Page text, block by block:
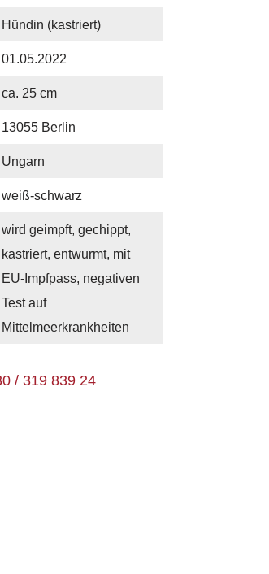
Hündin (kastriert)
01.05.2022
ca. 25 cm
13055 Berlin
Ungarn
weiß-schwarz
wird geimpft, gechippt,
kastriert, entwurmt, mit
EU-Impfpass, negativen
Test auf
Mittelmeerkrankheiten
/ 319 839 24